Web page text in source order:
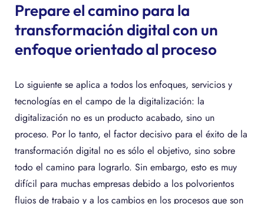
Prepare el camino para la
transformación digital con un
enfoque orientado al proceso
Lo siguiente se aplica a todos los enfoques, servicios y
tecnologías en el campo de la digitalización: la
digitalización no es un producto acabado, sino un
proceso. Por lo tanto, el factor decisivo para el éxito de la
transformación digital no es sólo el objetivo, sino sobre
todo el camino para lograrlo. Sin embargo, esto es muy
difícil para muchas empresas debido a los polvorientos
flujos de trabajo y a los cambios en los procesos que son